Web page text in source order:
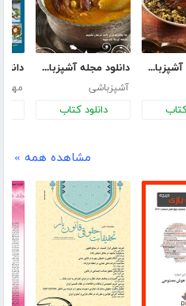
دانلود مجله آشپزباشی - شماره 5 دانلود مجله آشپزباشی - شماره 4
آشپزباشی
دانلود کتاب
مشاهده همه »